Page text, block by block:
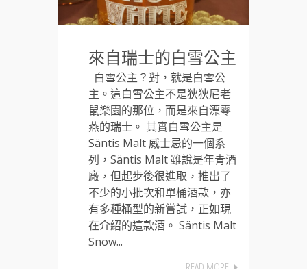
來自瑞士的白雪公主
白雪公主？對，就是白雪公
主。這白雪公主不是狄狄尼老
鼠樂園的那位，而是來自漂零
燕的瑞士。 其實白雪公主是
Säntis Malt 威士忌的一個系
列，Säntis Malt 雖說是年青酒
廠，但起步後很進取，推出了
不少的小批次和單桶酒款，亦
有多種桶型的新嘗試，正如現
在介紹的這款酒。 Säntis Malt
Snow...